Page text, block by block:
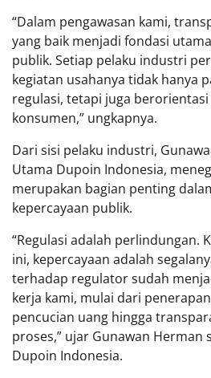
“Dalam pengawasan kami,
yang baik menjadi fondasi
publik. Setiap pelaku industri
kegiatan usahanya tidak hanya
regulasi, tetapi juga
konsumen,” ungkapnya.
Dari sisi pelaku industri,
Utama Dupoin Indonesia,
merupakan bagian penting
kepercayaan publik.
“Regulasi adalah perlindungan.
ini, kepercayaan adalah
terhadap regulator sudah
kerja kami, mulai dari
pencucian uang hingga
proses,” ujar Gunawan Herman
Dupoin Indonesia.